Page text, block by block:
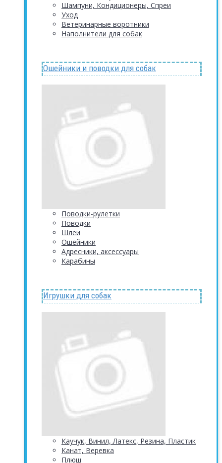
Шампуни, Кондиционеры, Спреи
Уход
Ветеринарные воротники
Наполнители для собак
Ошейники и поводки для собак
Поводки-рулетки
Поводки
Шлеи
Ошейники
Адресники, аксессуары
Карабины
Игрушки для собак
Каучук, Винил, Латекс, Резина, Пластик
Канат, Веревка
Плюш